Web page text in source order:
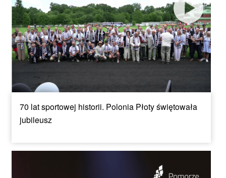
70 lat sportowej historii. Polonia Płoty świętowała
jubileusz